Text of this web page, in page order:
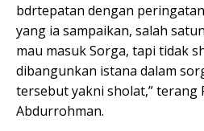
bdrtepatan dengan peringatan
yang ia sampaikan, salah
mau masuk Sorga, tapi tidak
dibangunkan istana dalam
tersebut yakni sholat,” terang
Abdurrohman.